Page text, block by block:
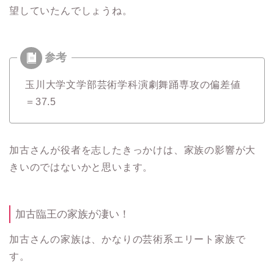
望していたんでしょうね。
玉川大学文学部芸術学科演劇舞踊専攻の偏差値
＝37.5
加古さんが役者を志したきっかけは、家族の影響が大
きいのではないかと思います。
加古臨王の家族が凄い！
加古さんの家族は、かなりの芸術系エリート家族で
す。